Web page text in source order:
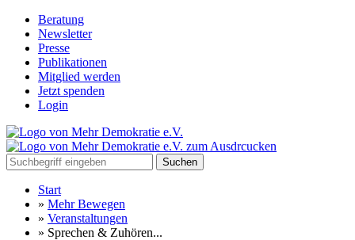
Beratung
Newsletter
Presse
Publikationen
Mitglied werden
Jetzt spenden
Login
Suchen
Start
» Mehr Bewegen
» Veranstaltungen
» Sprechen & Zuhören...